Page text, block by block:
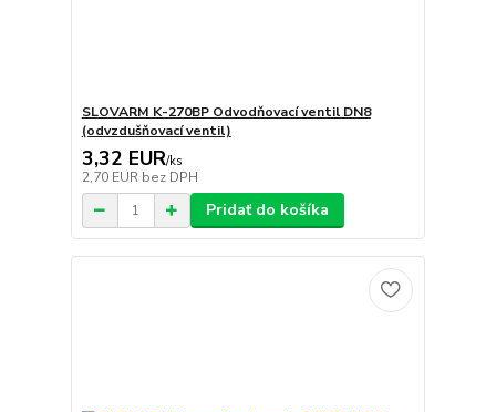
SLOVARM K-270BP Odvodňovací ventil DN8
(odvzdušňovací ventil)
3,32 EUR/ks
2,70 EUR bez DPH
Pridať do košíka